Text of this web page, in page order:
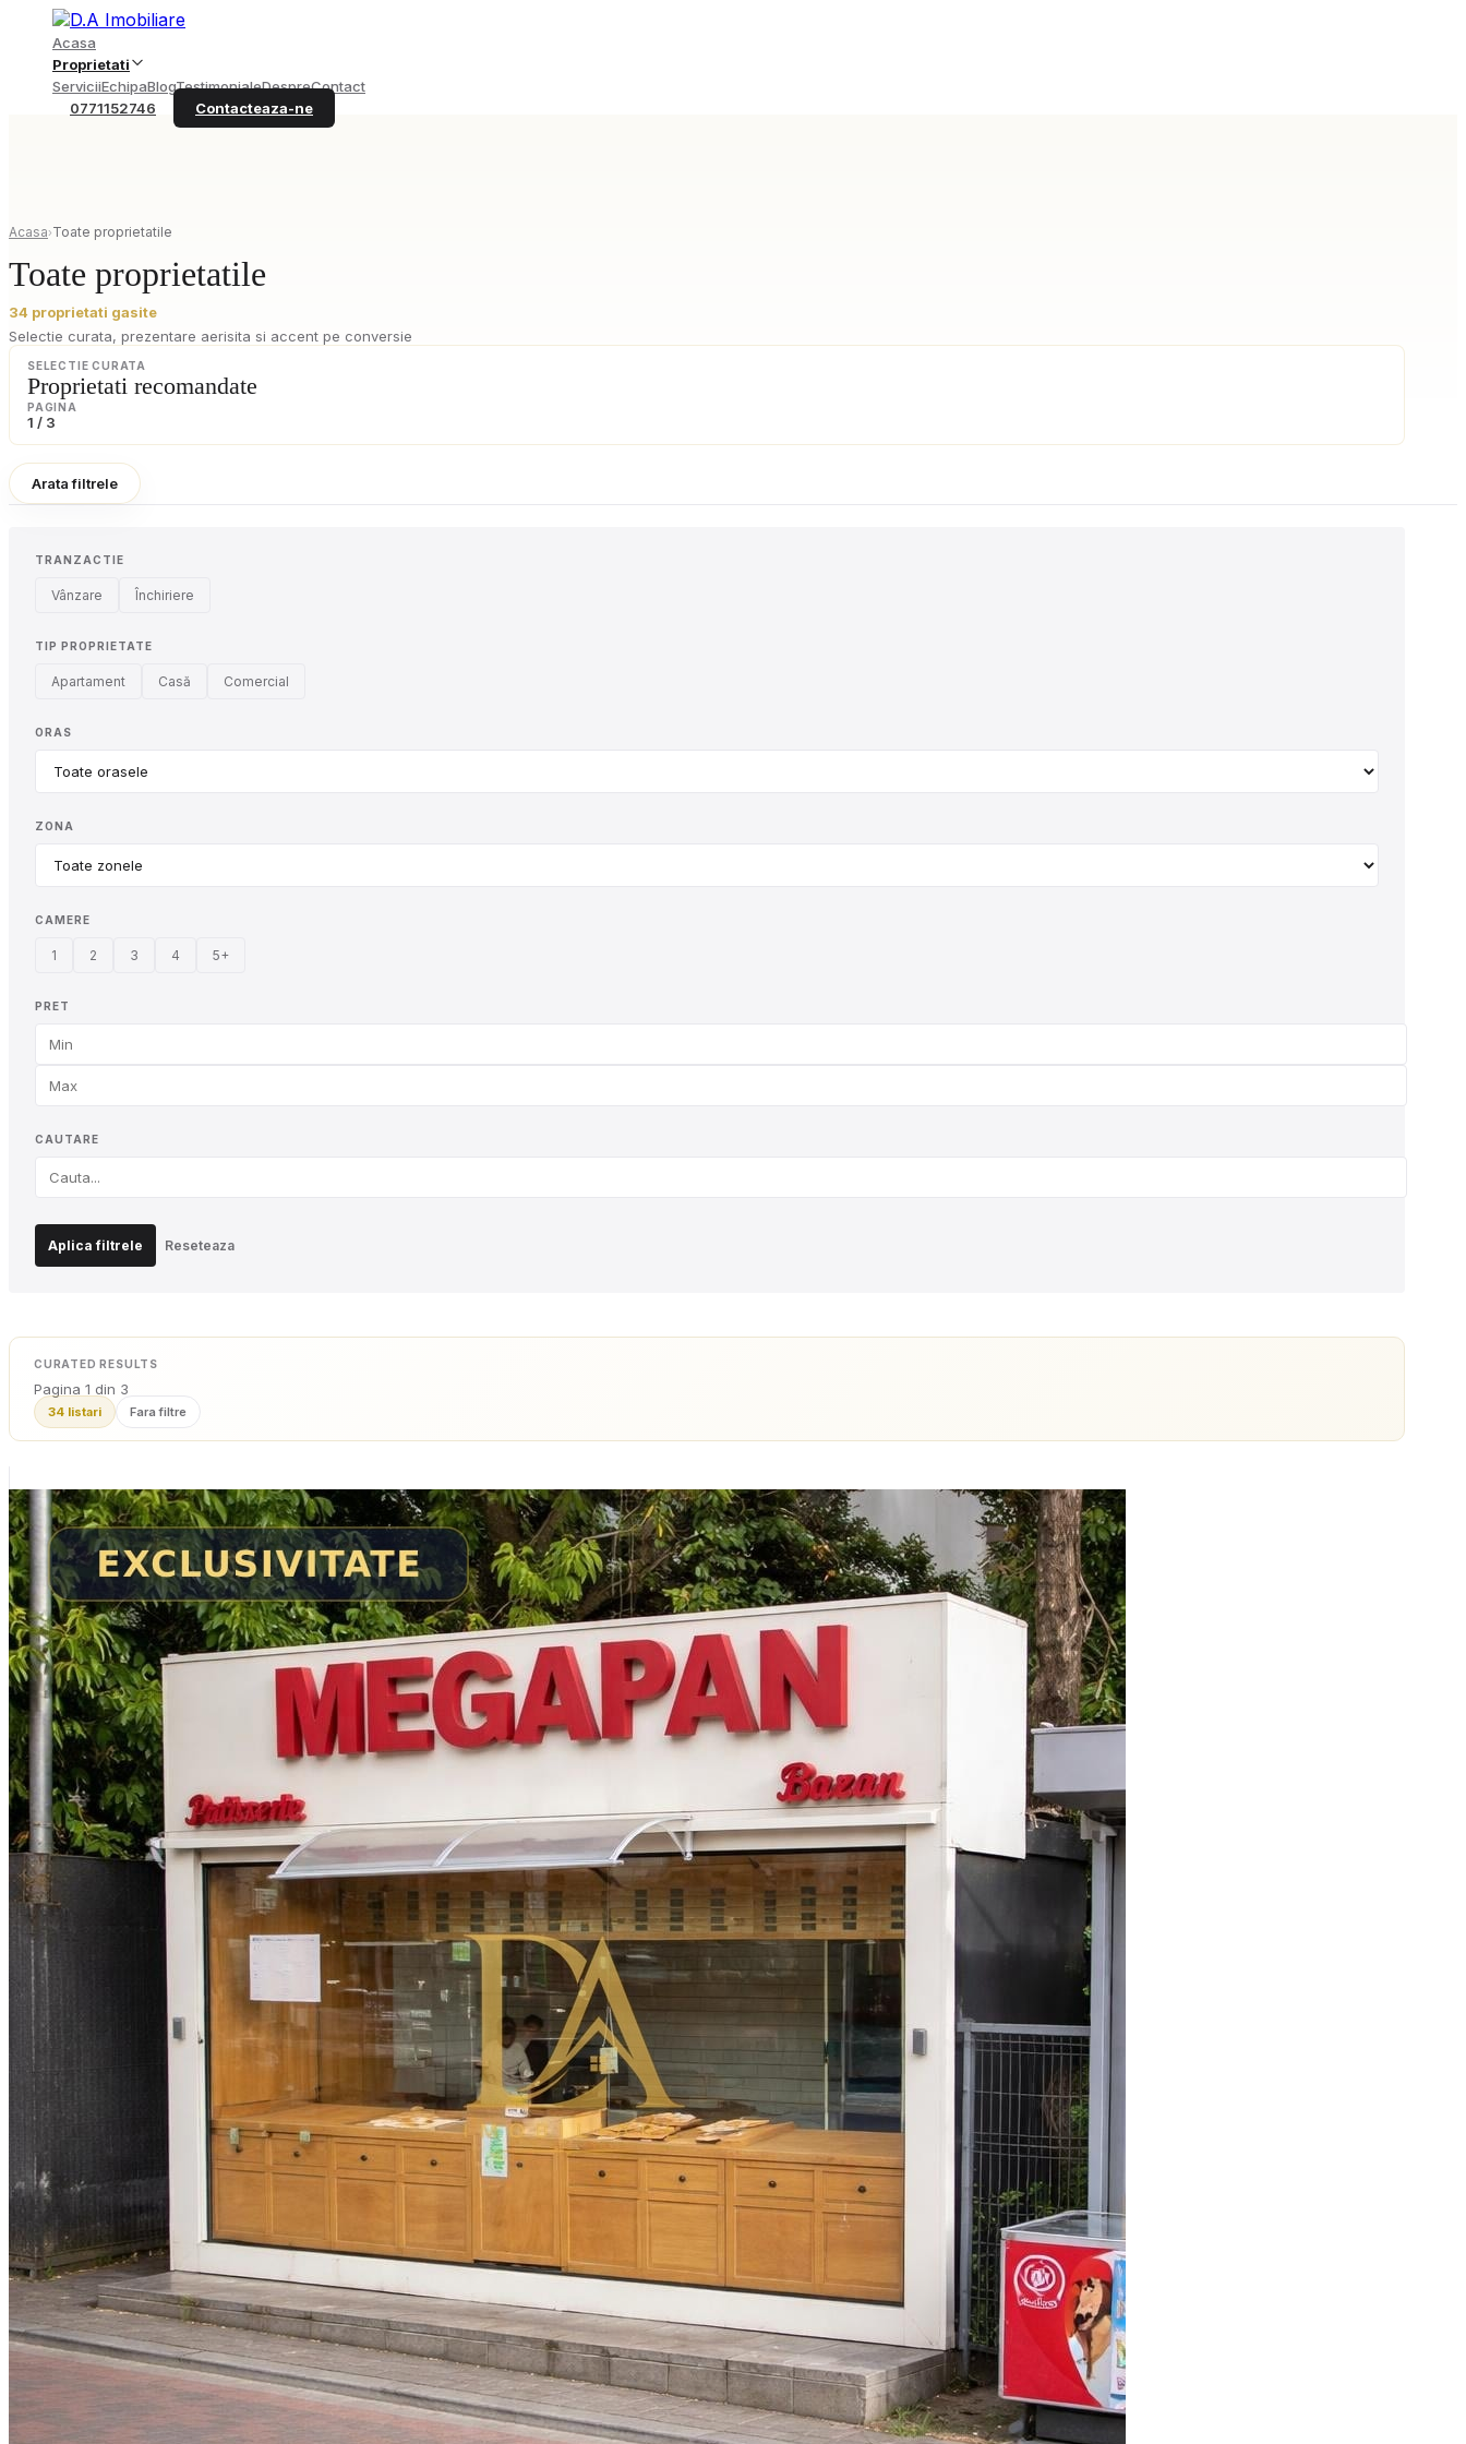
Acasa
Proprietati
ServiciiEchipaBlogTestimonialeDespreContact
0771152746
Contacteaza-ne
Acasa›Toate proprietatile
Toate proprietatile
34 proprietati gasite
Selectie curata, prezentare aerisita si accent pe conversie
SELECTIE CURATA
Proprietati recomandate
PAGINA
1 / 3
Arata filtrele
TRANZACTIE
Vânzare Închiriere
TIP PROPRIETATE
Apartament Casă Comercial
ORAS
ZONA
CAMERE
1 2 3 4 5+
PRET
CAUTARE
Aplica filtrele Reseteaza
CURATED RESULTS
Pagina 1 din 3
34 listari Fara filtre